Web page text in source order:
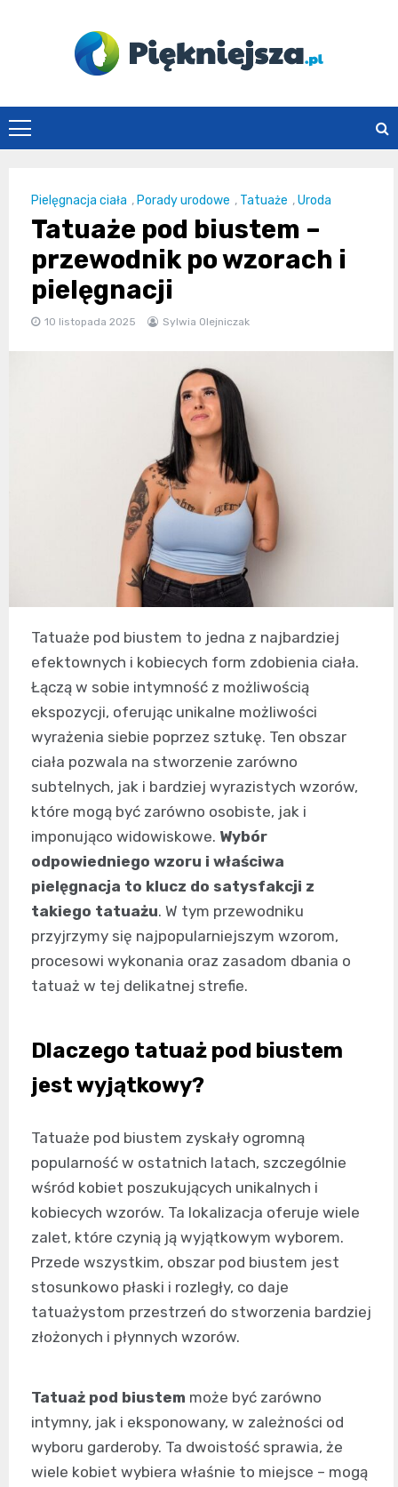
piekniejsza.pl
Pielęgnacja ciała , Porady urodowe , Tatuaże ,Uroda
Tatuaże pod biustem –
przewodnik po wzorach i
pielęgnacji
10 listopada 2025 Sylwia Olejniczak
Tatuaże pod biustem to jedna z najbardziej
efektownych i kobiecych form zdobienia ciała.
Łączą w sobie intymność z możliwością
ekspozycji, oferując unikalne możliwości
wyrażenia siebie poprzez sztukę. Ten obszar
ciała pozwala na stworzenie zarówno
subtelnych, jak i bardziej wyrazistych wzorów,
które mogą być zarówno osobiste, jak i
imponująco widowiskowe. Wybór
odpowiedniego wzoru i właściwa
pielęgnacja to klucz do satysfakcji z
takiego tatuażu. W tym przewodniku
przyjrzymy się najpopularniejszym wzorom,
procesowi wykonania oraz zasadom dbania o
tatuaż w tej delikatnej strefie.
Dlaczego tatuaż pod biustem
jest wyjątkowy?
Tatuaże pod biustem zyskały ogromną
popularność w ostatnich latach, szczególnie
wśród kobiet poszukujących unikalnych i
kobiecych wzorów. Ta lokalizacja oferuje wiele
zalet, które czynią ją wyjątkowym wyborem.
Przede wszystkim, obszar pod biustem jest
stosunkowo płaski i rozległy, co daje
tatuażystom przestrzeń do stworzenia bardziej
złożonych i płynnych wzorów.
Tatuaż pod biustem może być zarówno
intymny, jak i eksponowany, w zależności od
wyboru garderoby. Ta dwoistość sprawia, że
wiele kobiet wybiera właśnie to miejsce – mogą